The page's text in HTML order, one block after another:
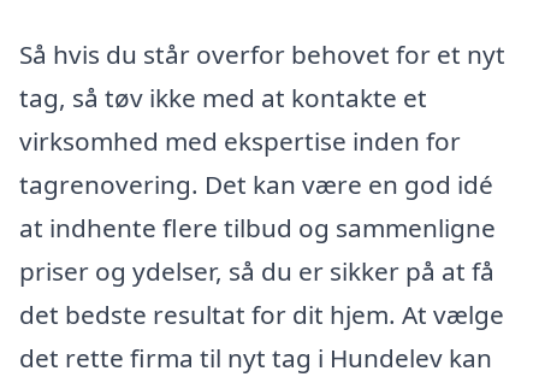
Så hvis du står overfor behovet for et nyt
tag, så tøv ikke med at kontakte et
virksomhed med ekspertise inden for
tagrenovering. Det kan være en god idé
at indhente flere tilbud og sammenligne
priser og ydelser, så du er sikker på at få
det bedste resultat for dit hjem. At vælge
det rette firma til nyt tag i Hundelev kan